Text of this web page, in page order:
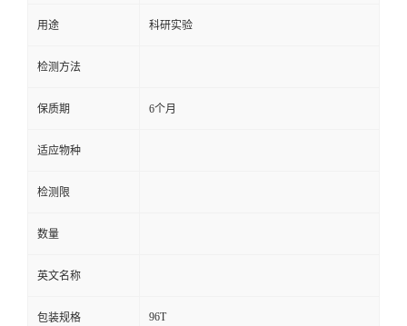
用途 科研实验
检测方法
保质期 6个月
适应物种
检测限
数量
英文名称
包装规格 96T